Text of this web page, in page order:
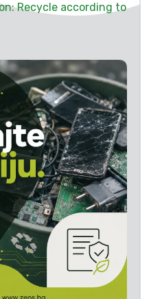
Recycle according to